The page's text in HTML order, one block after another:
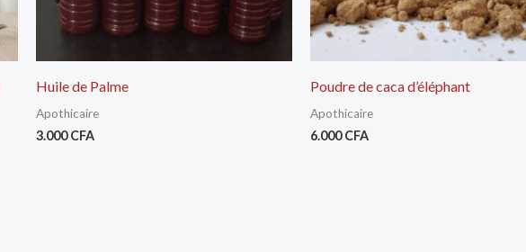
Huile de Palme
Apothicaire
3.000CFA
Poudre de caca d’éléphant
Apothicaire
6.000CFA